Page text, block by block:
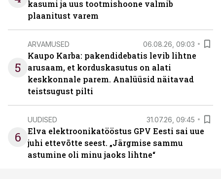
kasumi ja uus tootmishoone valmib
plaanitust varem
5
ARVAMUSED 06.08.26, 09:03
Kaupo Karba: pakendidebatis levib lihtne
arusaam, et korduskasutus on alati
keskkonnale parem. Analüüsid näitavad
teistsugust pilti
6
UUDISED 31.07.26, 09:45
Elva elektroonikatööstus GPV Eesti sai uue
juhi ettevõtte seest. „Järgmise sammu
astumine oli minu jaoks lihtne“